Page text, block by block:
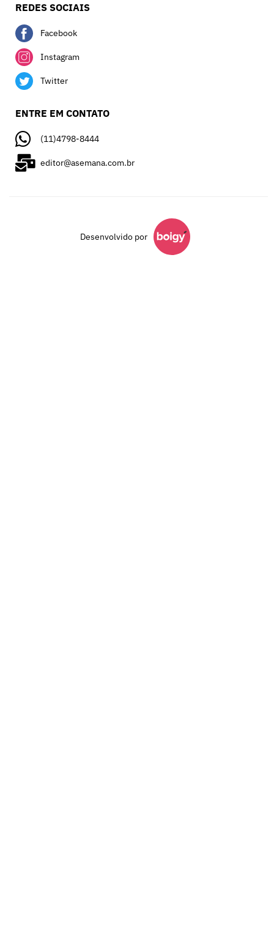
REDES SOCIAIS
Facebook
Instagram
Twitter
ENTRE EM CONTATO
(11)4798-8444
editor@asemana.com.br
Desenvolvido por